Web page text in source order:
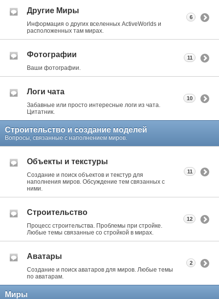
Другие Миры
Информация о других вселенных ActiveWorlds и
расположенных там мирах.
6
Фотографии
Ваши фотографии.
11
Логи чата
Забавные или просто интересные логи из чата.
Цитатник.
10
Строительство и создание моделей
Вопросы, связанные с наполнением миров.
Объекты и текстуры
Создание и поиск объектов и текстур для
наполнения миров. Обсуждение тем связанных с
ними.
11
Строительство
Процесс строительства. Проблемы при стройке.
Любые темы связанные со стройкой в мирах.
12
Аватары
Создание и поиск аватаров для миров. Любые темы
по аватарам.
2
Миры